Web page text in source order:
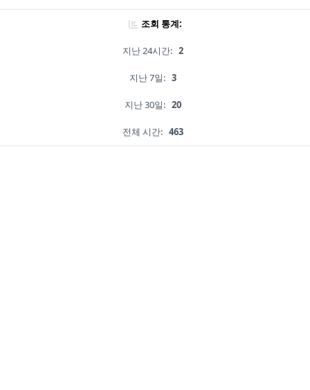
조회 통계:
지난 24시간: 2
지난 7일: 3
지난 30일: 20
전체 시간: 463